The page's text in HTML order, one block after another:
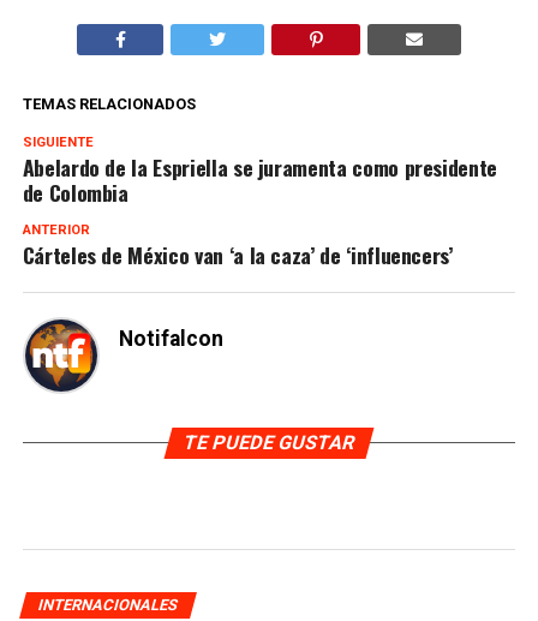
TEMAS RELACIONADOS
SIGUIENTE
Abelardo de la Espriella se juramenta como presidente
de Colombia
ANTERIOR
Cárteles de México van ‘a la caza’ de ‘influencers’
Notifalcon
TE PUEDE GUSTAR
INTERNACIONALES